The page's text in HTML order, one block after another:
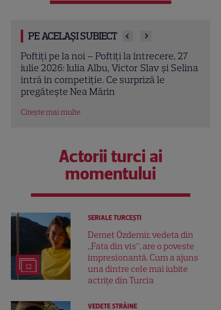
PE ACELAȘI SUBIECT
Top 4 cele mai controversate ispite din
istoria „Insula Iubirii”. Au schimbat
complet destinul unor cupluri
Citește mai multe
Actorii turci ai
momentului
12
SERIALE TURCEŞTI
Demet Özdemir, vedeta din
„Fata din vis”, are o poveste
impresionantă. Cum a ajuns
una dintre cele mai iubite
actrițe din Turcia
VEDETE STRĂINE